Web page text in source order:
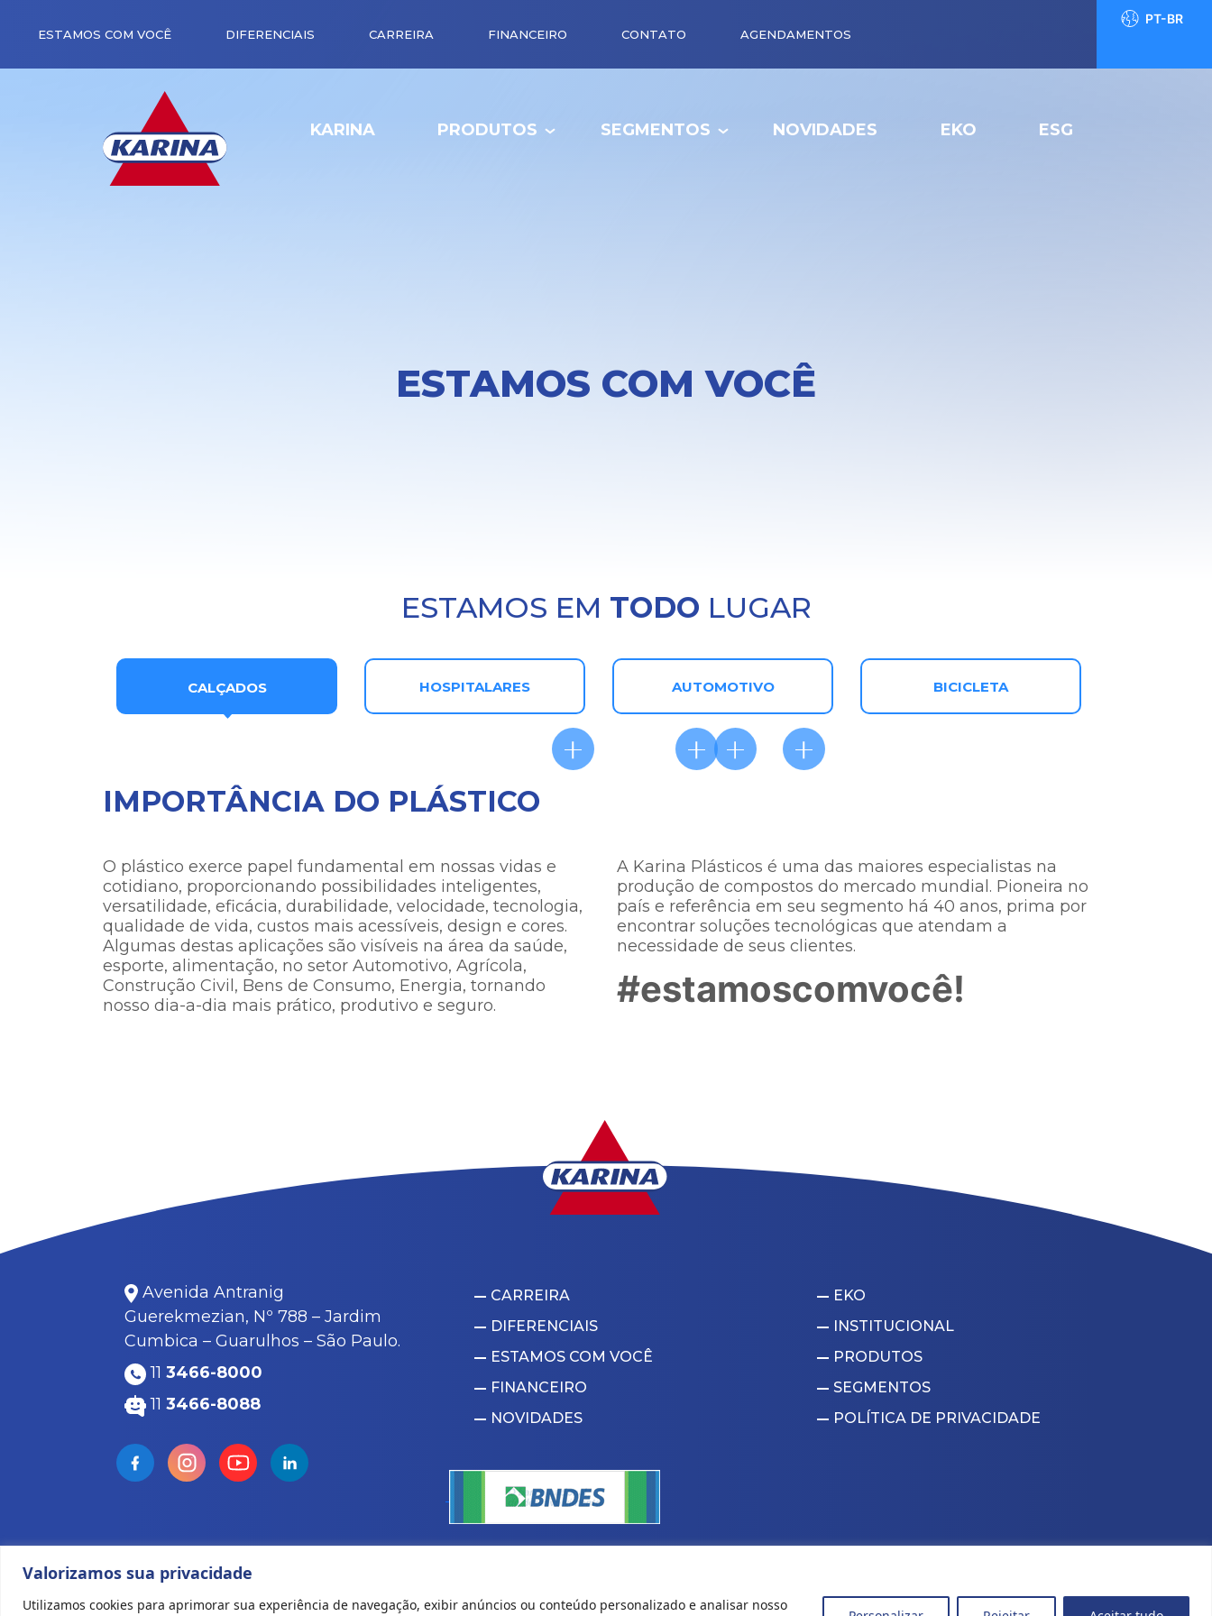
Valorizamos sua privacidade
Utilizamos cookies para aprimorar sua experiência de navegação, exibir anúncios ou conteúdo personalizado e analisar nosso
ESTAMOS COM VOCÊ DIFERENCIAIS CARREIRA FINANCEIRO CONTATO AGENDAMENTOS
PT-BR
KARINA PRODUTOS SEGMENTOS NOVIDADES EKO ESG
ESTAMOS COM VOCÊ
ESTAMOS EM TODO LUGAR
CALÇADOS HOSPITALARES AUTOMOTIVO BICICLETA
IMPORTÂNCIA DO PLÁSTICO
O plástico exerce papel fundamental em nossas vidas e
cotidiano, proporcionando possibilidades inteligentes,
versatilidade, eficácia, durabilidade, velocidade, tecnologia,
qualidade de vida, custos mais acessíveis, design e cores.​
Algumas destas aplicações são visíveis na área da saúde,
esporte, alimentação, no setor Automotivo, Agrícola,
Construção Civil, Bens de Consumo, Energia, tornando
nosso dia-a-dia mais prático, produtivo e seguro.​
A Karina Plásticos é uma das maiores especialistas na
produção de compostos do mercado mundial. Pioneira no
país e referência em seu segmento há 40 anos, prima por
encontrar soluções tecnológicas que atendam a
necessidade de seus clientes.​
#estamoscomvocê!
Avenida Antranig
Guerekmezian, Nº 788 – Jardim
Cumbica – Guarulhos – São Paulo.
11 3466-8000
11 3466-8088
CARREIRA
DIFERENCIAIS
ESTAMOS COM VOCÊ
FINANCEIRO
NOVIDADES
EKO
INSTITUCIONAL
PRODUTOS
SEGMENTOS
POLÍTICA DE PRIVACIDADE
Todos os direitos reservados © 2022 Karina Plásticos Criação de sites